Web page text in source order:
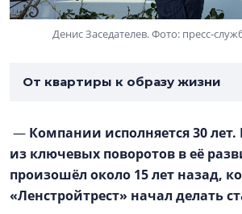
Денис Заседателев. Фото: пресс-
От квартиры к образу жизни
— Компании исполняется 30
из ключевых поворотов в её
произошёл около 15 лет назад,
«Ленстройтрест» начал делать